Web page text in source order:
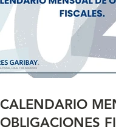
CALENDARIO
OBLIGACIONES